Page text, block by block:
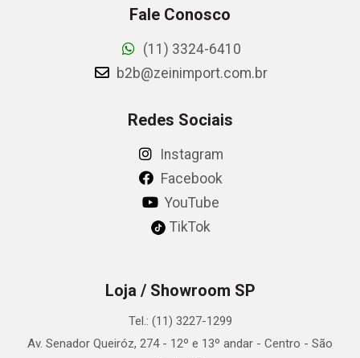
Fale Conosco
(11) 3324-6410
b2b@zeinimport.com.br
Redes Sociais
Instagram
Facebook
YouTube
TikTok
Loja / Showroom SP
Tel.: (11) 3227-1299
Av. Senador Queiróz, 274 - 12º e 13º andar - Centro - São